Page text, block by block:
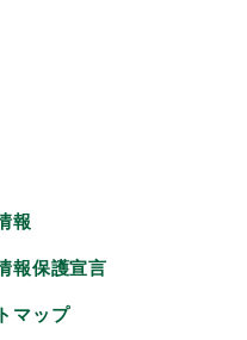
報
報保護宣言
マップ